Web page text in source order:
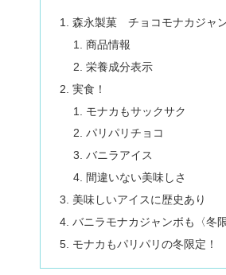
森永製菓 チョコモナカジャン
商品情報
栄養成分表示
実食！
モナカもサックサク
パリパリチョコ
バニラアイス
間違いない美味しさ
美味しいアイスに歴史あり
バニラモナカジャンボも〈冬
モナカもパリパリの冬限定！